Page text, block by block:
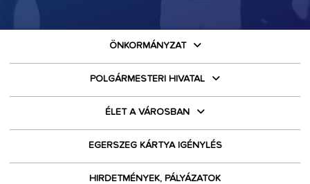
ÖNKORMÁNYZAT
POLGÁRMESTERI HIVATAL
ÉLET A VÁROSBAN
EGERSZEG KÁRTYA IGÉNYLÉS
HIRDETMÉNYEK, PÁLYÁZATOK